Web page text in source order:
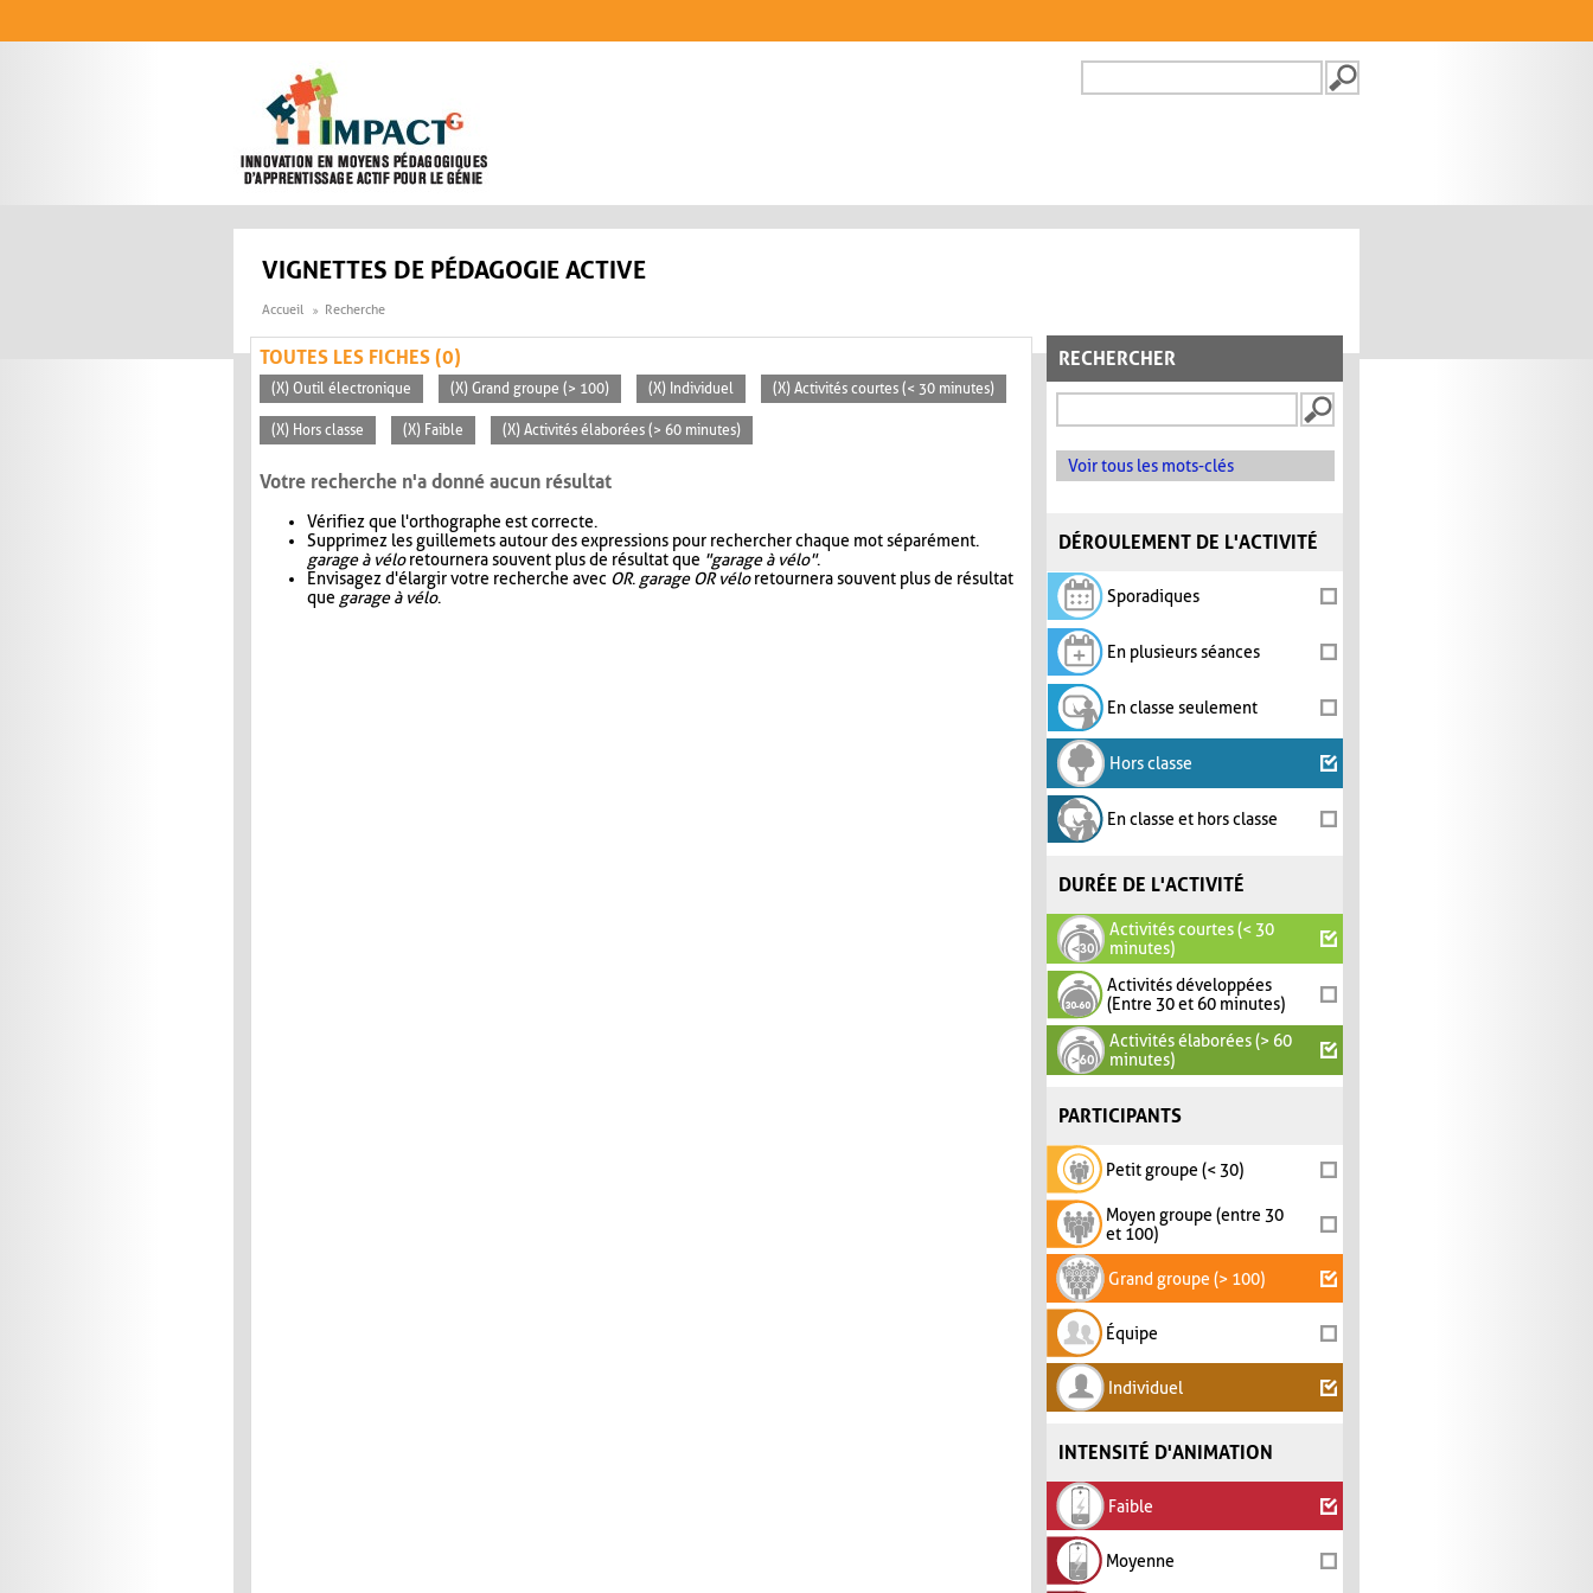
FORMULAIRE DE
VIGNETTES DE PÉDAGOGIE ACTIVE
Accueil Recherche
RECHERCHER
Voir tous les mots-clés
DÉROULEMENT DE L'ACTIVITÉ
Sporadiques
En plusieurs séances
En classe seulement
Hors classe
En classe et hors classe
DURÉE DE L'ACTIVITÉ
Activités courtes (< 30
minutes)
Activités développées
(Entre 30 et 60 minutes)
Activités élaborées (> 60
minutes)
PARTICIPANTS
Petit groupe (< 30)
Moyen groupe (entre 30
et 100)
Grand groupe (> 100)
Équipe
Individuel
INTENSITÉ D'ANIMATION
Faible
Moyenne
TOUTES LES FICHES (0)
(X) Outil électronique (X) Grand groupe (> 100) (X) Individuel (X) Activités courtes (< 30 minutes)
(X) Hors classe (X) Faible (X) Activités élaborées (> 60 minutes)
Votre recherche n'a donné aucun résultat
Vérifiez que l'orthographe est correcte.
Supprimez les guillemets autour des expressions pour rechercher chaque mot séparément.
garage à véloretournera souvent plus de résultat que "garage à vélo".
Envisagez d'élargir votre recherche avec OR. garage OR véloretournera souvent plus de résultat
que garage à vélo.